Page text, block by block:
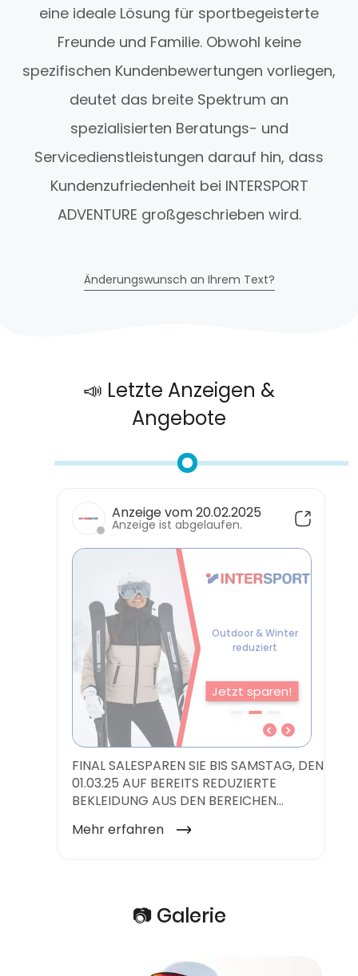
eine ideale Lösung für sportbegeisterte
Freunde und Familie. Obwohl keine
spezifischen Kundenbewertungen vorliegen,
deutet das breite Spektrum an
spezialisierten Beratungs- und
Servicedienstleistungen darauf hin, dass
Kundenzufriedenheit bei INTERSPORT
ADVENTURE großgeschrieben wird.
Änderungswunsch an Ihrem Text?
📷 Galerie